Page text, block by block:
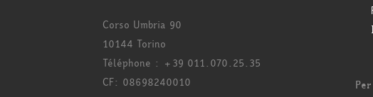
Corso Umbria 90
10144 Torino
Téléphone : +39 011.070.25.35
CF: 08698240010